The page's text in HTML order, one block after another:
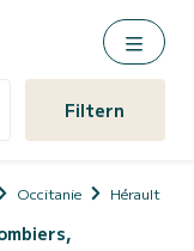
Filtern
Occitanie Hérault